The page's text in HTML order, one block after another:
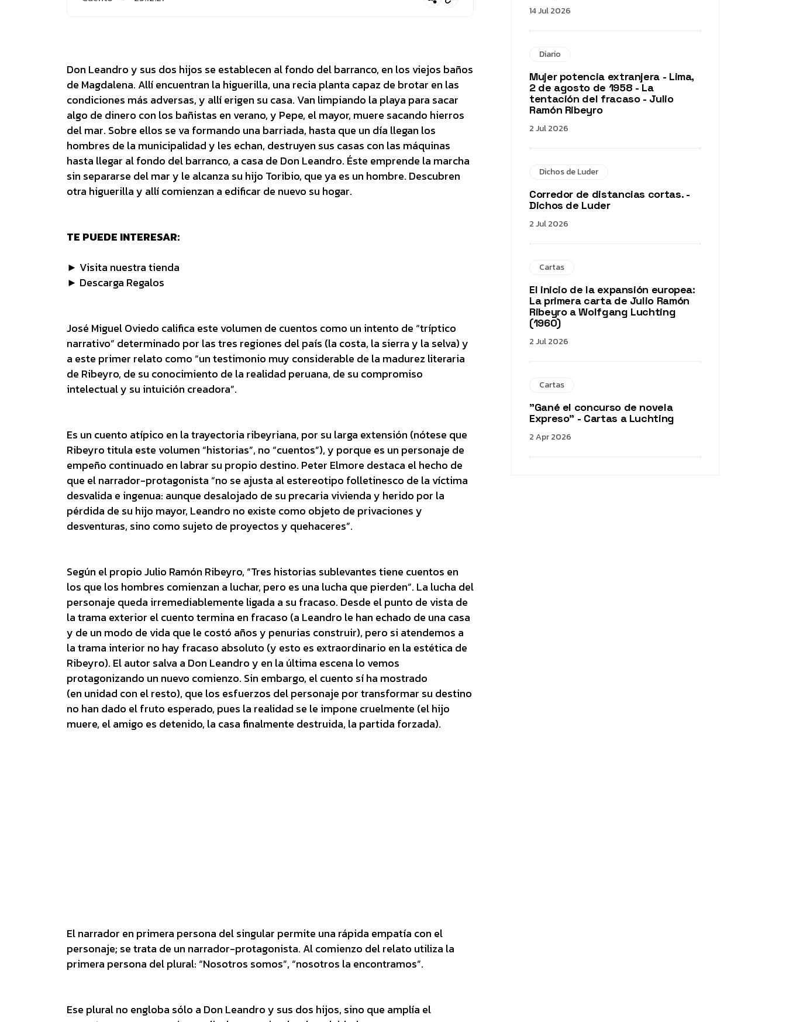
Don Leandro y sus dos hijos se establecen al fondo del barranco, en los viejos baños
de Magdalena. Allí encuentran la higuerilla, una recia planta capaz de brotar en las
condiciones más adversas, y allí erigen su casa. Van limpiando la playa para sacar
algo de dinero con los bañistas en verano, y Pepe, el mayor, muere sacando hierros
del mar. Sobre ellos se va formando una barriada, hasta que un día llegan los
hombres de la municipalidad y les echan, destruyen sus casas con las máquinas
hasta llegar al fondo del barranco, a casa de Don Leandro. Éste emprende la marcha
sin separarse del mar y le alcanza su hijo Toribio, que ya es un hombre. Descubren
otra higuerilla y allí comienzan a edificar de nuevo su hogar.
TE PUEDE INTERESAR:
► Visita nuestra tienda
► Descarga Regalos
José Miguel Oviedo califica este volumen de cuentos como un intento de “tríptico
narrativo” determinado por las tres regiones del país (la costa, la sierra y la selva) y
a este primer relato como “un testimonio muy considerable de la madurez literaria
de Ribeyro, de su conocimiento de la realidad peruana, de su compromiso
intelectual y su intuición creadora”.
Es un cuento atípico en la trayectoria ribeyriana, por su larga extensión (nótese que
Ribeyro titula este volumen “historias”, no “cuentos”), y porque es un personaje de
empeño continuado en labrar su propio destino. Peter Elmore destaca el hecho de
que el narrador-protagonista “no se ajusta al estereotipo folletinesco de la víctima
desvalida e ingenua: aunque desalojado de su precaria vivienda y herido por la
pérdida de su hijo mayor, Leandro no existe como objeto de privaciones y
desventuras, sino como sujeto de proyectos y quehaceres”.
Según el propio Julio Ramón Ribeyro, “Tres historias sublevantes tiene cuentos en
los que los hombres comienzan a luchar, pero es una lucha que pierden”. La lucha del
personaje queda irremediablemente ligada a su fracaso. Desde el punto de vista de
la trama exterior el cuento termina en fracaso (a Leandro le han echado de una casa
y de un modo de vida que le costó años y penurias construir), pero si atendemos a
la trama interior no hay fracaso absoluto (y esto es extraordinario en la estética de
Ribeyro). El autor salva a Don Leandro y en la última escena lo vemos
protagonizando un nuevo comienzo. Sin embargo, el cuento sí ha mostrado
(en unidad con el resto), que los esfuerzos del personaje por transformar su destino
no han dado el fruto esperado, pues la realidad se le impone cruelmente (el hijo
muere, el amigo es detenido, la casa finalmente destruida, la partida forzada).
El narrador en primera persona del singular permite una rápida empatía con el
personaje; se trata de un narrador-protagonista. Al comienzo del relato utiliza la
primera persona del plural: “Nosotros somos”, “nosotros la encontramos”.
Ese plural no engloba sólo a Don Leandro y sus dos hijos, sino que amplía el
14 Jul 2026
Diario
Mujer potencia extranjera - Lima,
2 de agosto de 1958 - La
tentación del fracaso - Julio
Ramón Ribeyro
2 Jul 2026
Dichos de Luder
Corredor de distancias cortas. -
Dichos de Luder
2 Jul 2026
Cartas
El inicio de la expansión europea:
La primera carta de Julio Ramón
Ribeyro a Wolfgang Luchting
(1960)
2 Jul 2026
Cartas
"Gané el concurso de novela
Expreso" - Cartas a Luchting
2 Apr 2026